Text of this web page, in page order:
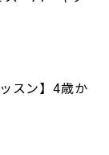
スン】4歳か